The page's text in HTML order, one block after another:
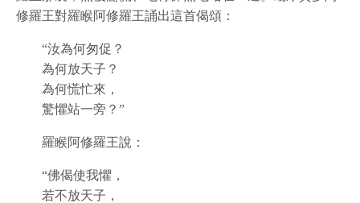
修羅王對羅睺阿修羅王誦出這首偈頌：
“汝為何匆促？
為何放天子？
為何慌忙來，
驚懼站一旁？”
羅睺阿修羅王說：
“佛偈使我懼，
若不放天子，